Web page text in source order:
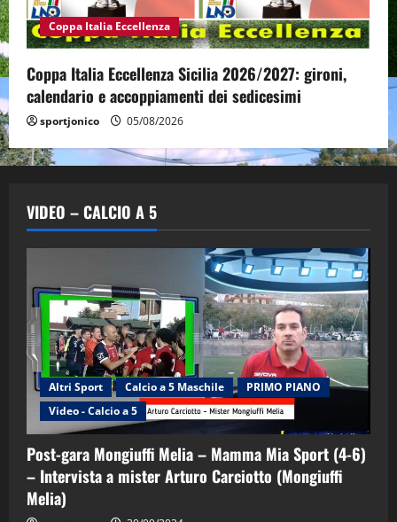
Coppa Italia Eccellenza
Coppa Italia Eccellenza Sicilia 2026/2027: gironi,
calendario e accoppiamenti dei sedicesimi
sportjonico 05/08/2026
VIDEO – CALCIO A 5
Altri Sport Calcio a 5 Maschile
PRIMO PIANO
Video - Calcio a 5
Post-gara Mongiuffi Melia – Mamma Mia Sport (4-6)
– Intervista a mister Arturo Carciotto (Mongiuffi
Melia)